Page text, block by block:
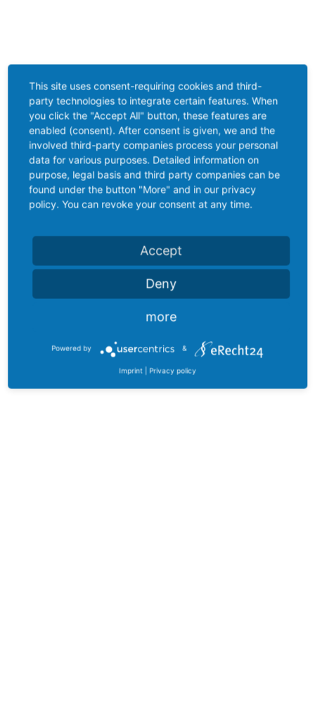
This site uses consent-requiring cookies and third-
party technologies to integrate certain features. When
you click the "Accept All" button, these features are
enabled (consent). After consent is given, we and the
involved third-party companies process your personal
data for various purposes. Detailed information on
purpose, legal basis and third party companies can be
found under the button "More" and in our privacy
policy. You can revoke your consent at any time.
Accept
Deny
more
Powered by &
Imprint | Privacy policy